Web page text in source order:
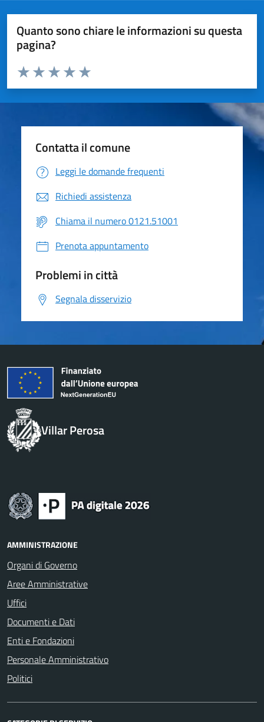
Quanto sono chiare le informazioni su questa
pagina?
Valuta da 1 a 5 stelle la pagina
Valuta 5 stelle su 5
Valuta 4 stelle su 5
Valuta 3 stelle su 5
Valuta 2 stelle su 5
Valuta 1 stelle su 5
Contatta il comune
Leggi le domande frequenti
Richiedi assistenza
Chiama il numero 0121.51001
Prenota appuntamento
Problemi in città
Segnala disservizio
Villar Perosa
AMMINISTRAZIONE
Organi di Governo
Aree Amministrative
Uffici
Documenti e Dati
Enti e Fondazioni
Personale Amministrativo
Politici